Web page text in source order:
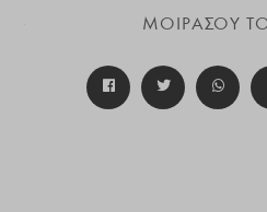
ΜΟΙΡΑΣΟΥ